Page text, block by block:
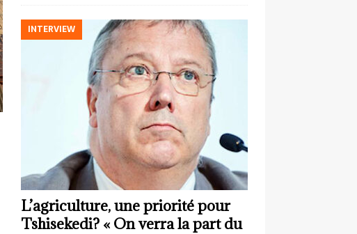
INTERVIEW
L’agriculture, une priorité pour
Tshisekedi? « On verra la part du